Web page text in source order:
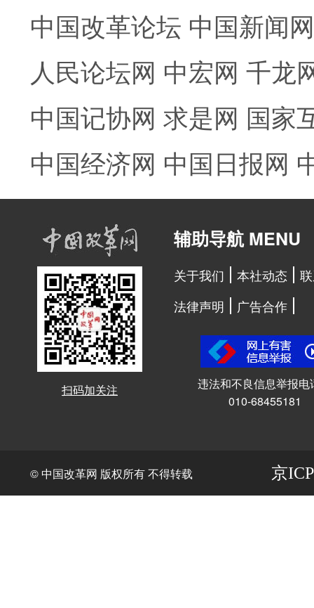
中国改革论坛 中国新闻网
人民论坛网 中宏网 千龙
中国记协网 求是网 国家
中国经济网 中国日报网
扫码加关注
辅助导航 MENU
关于我们 本社动态
法律声明
广告合作
违法和不良信息举报电
010-68455181
© 中国改革网 版权所有 不得转载 京